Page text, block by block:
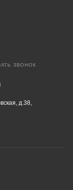
ЗВОНОК
д.38,